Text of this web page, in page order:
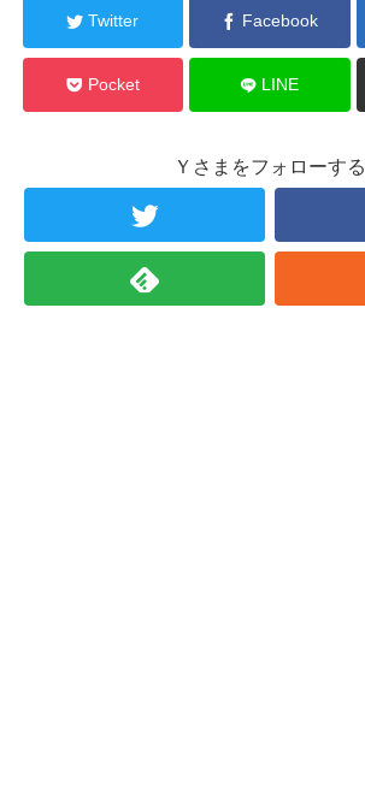
Twitter Facebook
Pocket LINE
Ｙさまをフォローする